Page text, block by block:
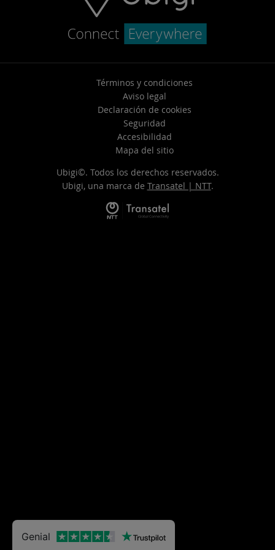
Términos y condiciones
Aviso legal
Declaración de cookies
Seguridad
Accesibilidad
Mapa del sitio
Ubigi©. Todos los derechos reservados.
Ubigi, una marca de Transatel | NTT.
Genial